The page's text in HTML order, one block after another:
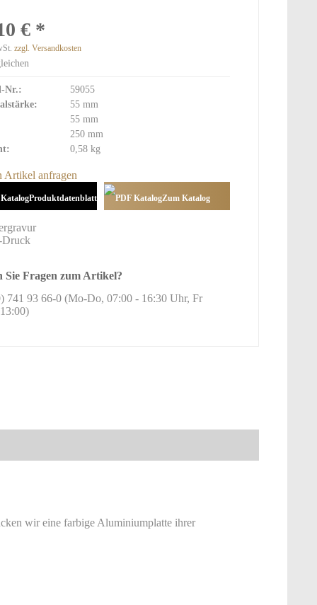
Glas Medaillen
Bänder und Etuis
Holz Medaillen
€ *
zzgl. Versandkosten
Nr.:
59055
55 mm
55 mm
250 mm
0,58 kg
Artikel anfragen
Produktdatenblatt Zum Katalog
Sie Fragen zum Artikel?
741 93 66-0 (Mo-Do, 07:00 - 16:30 Uhr, Fr
wir eine farbige Aluminiumplatte ihrer